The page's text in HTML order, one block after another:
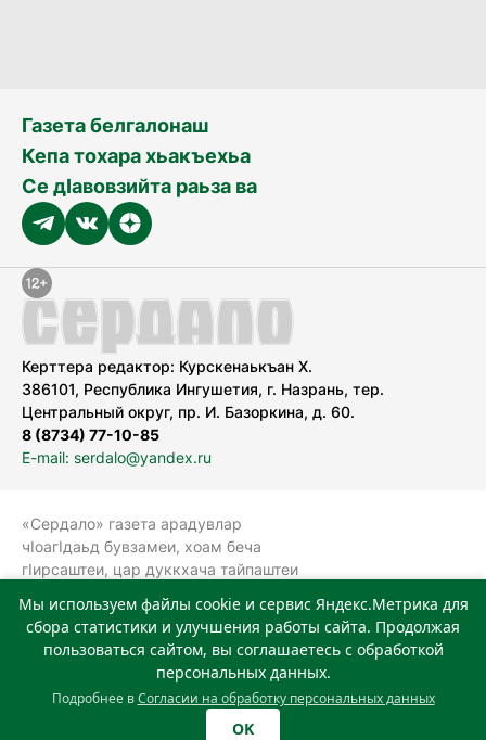
Газета белгалонаш
Кепа тохара хьакъехьа
Се дӀавовзийта раьза ва
Керттера редактор: Курскенаькъан Х.
386101, Республика Ингушетия, г. Назрань, тер.
Центральный округ, пр. И. Базоркина, д. 60.
8 (8734) 77-10-85
E-mail: serdalo@yandex.ru
«Сердало» газета арадувлар
чIоагIдаьд бувзамеи, хоам беча
гIирсаштеи, цар дуккхача тайпаштеи
болхлоша (Роскомнадзор).
Реестровая запись СМИ: ЭЛ № ФС 77-
78323 от 15.05.2020 г. Учредитель:
Государственное автономное
учреждение «Издательский дом
Мы используем файлы cookie и сервис Яндекс.Метрика для
сбора статистики и улучшения работы сайта. Продолжая
пользоваться сайтом, вы соглашаетесь с обработкой
персональных данных.
Подробнее вСогласии на обработку персональных данных
OK